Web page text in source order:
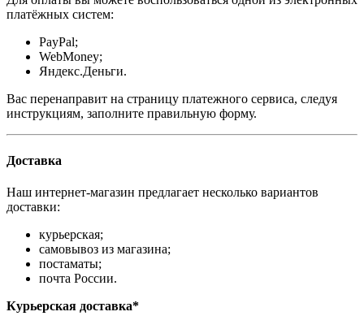
платёжных систем:
PayPal;
WebMoney;
Яндекс.Деньги.
Вас перенаправит на страницу платежного сервиса, следуя
инструкциям, заполните правильную форму.
Доставка
Наш интернет-магазин предлагает несколько вариантов
доставки:
курьерская;
самовывоз из магазина;
постаматы;
почта России.
Курьерская доставка*